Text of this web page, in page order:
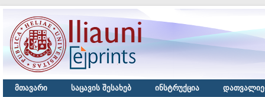
მთავარი საცავის შესახებ ინსტრუქცია